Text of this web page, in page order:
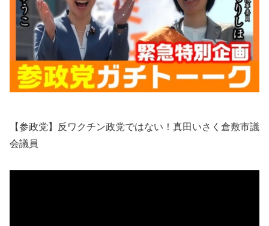
【参政党】反ワクチン政党ではない！真田いさく倉敷市議
会議員